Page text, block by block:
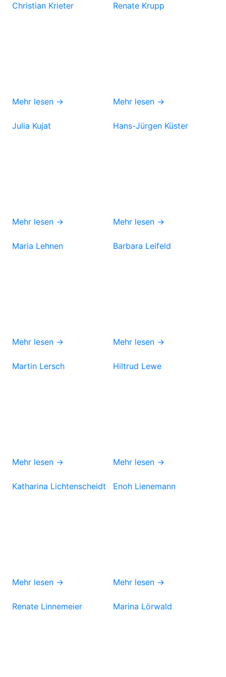
Christian Krieter
Mehr lesen →
Renate Krupp
Mehr lesen →
Julia Kujat
Mehr lesen →
Hans-Jürgen Küster
Mehr lesen →
Maria Lehnen
Mehr lesen →
Barbara Leifeld
Mehr lesen →
Martin Lersch
Mehr lesen →
Hiltrud Lewe
Mehr lesen →
Katharina Lichtenscheidt
Mehr lesen →
Enoh Lienemann
Mehr lesen →
Renate Linnemeier Marina Lörwald